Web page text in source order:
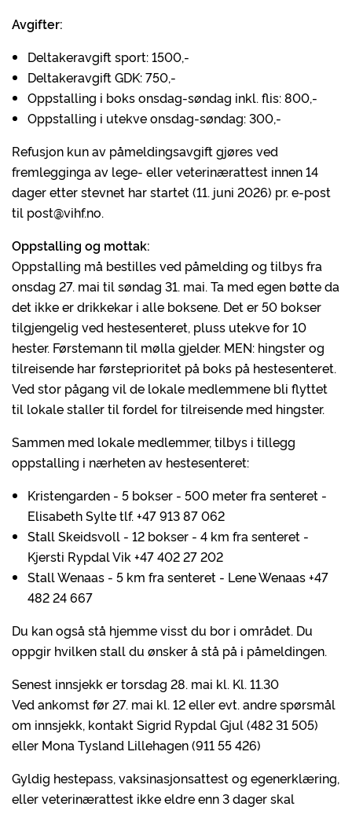
Avgifter:
Deltakeravgift sport: 1500,-
Deltakeravgift GDK: 750,-
Oppstalling i boks onsdag-søndag inkl. flis: 800,-
Oppstalling i utekve onsdag-søndag: 300,-
Refusjon kun av påmeldingsavgift gjøres ved
fremlegginga av lege- eller veterinærattest innen 14
dager etter stevnet har startet (11. juni 2026) pr. e-post
til post@vihf.no.
Oppstalling og mottak:
Oppstalling må bestilles ved påmelding og tilbys fra
onsdag 27. mai til søndag 31. mai. Ta med egen bøtte da
det ikke er drikkekar i alle boksene. Det er 50 bokser
tilgjengelig ved hestesenteret, pluss utekve for 10
hester. Førstemann til mølla gjelder. MEN: hingster og
tilreisende har førsteprioritet på boks på hestesenteret.
Ved stor pågang vil de lokale medlemmene bli flyttet
til lokale staller til fordel for tilreisende med hingster.
Sammen med lokale medlemmer, tilbys i tillegg
oppstalling i nærheten av hestesenteret:
Kristengarden - 5 bokser - 500 meter fra senteret -
Elisabeth Sylte tlf. +47 913 87 062
Stall Skeidsvoll - 12 bokser - 4 km fra senteret -
Kjersti Rypdal Vik +47 402 27 202
Stall Wenaas - 5 km fra senteret - Lene Wenaas +47
482 24 667
Du kan også stå hjemme visst du bor i området. Du
oppgir hvilken stall du ønsker å stå på i påmeldingen.
Senest innsjekk er torsdag 28. mai kl. Kl. 11.30
Ved ankomst før 27. mai kl. 12 eller evt. andre spørsmål
om innsjekk, kontakt Sigrid Rypdal Gjul (482 31 505)
eller Mona Tysland Lillehagen (911 55 426)
Gyldig hestepass, vaksinasjonsattest og egenerklæring,
eller veterinærattest ikke eldre enn 3 dager skal